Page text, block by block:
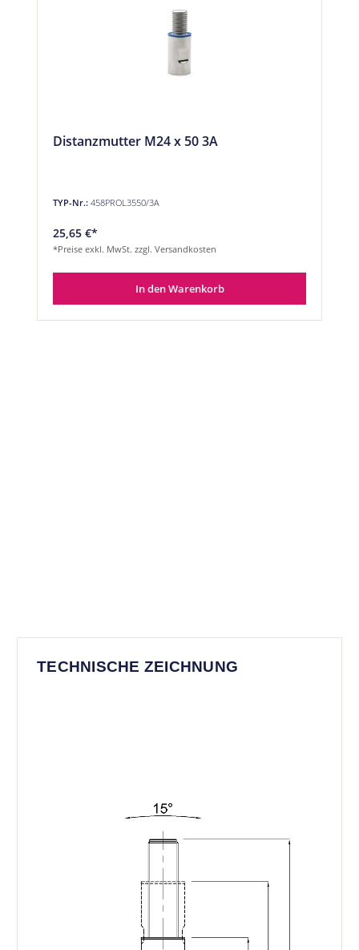
Distanzmutter M24 x 50 3A
TYP-Nr.:458PROL3550/3A
25,65 €*
*Preise exkl. MwSt. zzgl. Versandkosten
In den Warenkorb
TECHNISCHE ZEICHNUNG